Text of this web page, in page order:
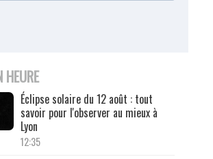
HEURE
Éclipse solaire du 12 août : tout
savoir pour l'observer au mieux à
Lyon
12:35